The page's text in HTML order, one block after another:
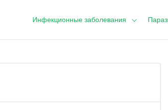
Инфекционные заболевания